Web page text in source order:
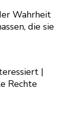
Wahrheit
die sie
|
Rechte